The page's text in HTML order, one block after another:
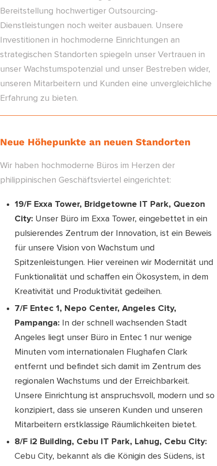
Bereitstellung hochwertiger Outsourcing-
Dienstleistungen noch weiter ausbauen. Unsere
Investitionen in hochmoderne Einrichtungen an
strategischen Standorten spiegeln unser Vertrauen in
unser Wachstumspotenzial und unser Bestreben wider,
unseren Mitarbeitern und Kunden eine unvergleichliche
Erfahrung zu bieten.
Neue Höhepunkte an neuen Standorten
Wir haben hochmoderne Büros im Herzen der
philippinischen Geschäftsviertel eingerichtet:
19/F Exxa Tower, Bridgetowne IT Park, Quezon
City: Unser Büro im Exxa Tower, eingebettet in ein
pulsierendes Zentrum der Innovation, ist ein Beweis
für unsere Vision von Wachstum und
Spitzenleistungen. Hier vereinen wir Modernität und
Funktionalität und schaffen ein Ökosystem, in dem
Kreativität und Produktivität gedeihen.
7/F Entec 1, Nepo Center, Angeles City,
Pampanga: In der schnell wachsenden Stadt
Angeles liegt unser Büro in Entec 1 nur wenige
Minuten vom internationalen Flughafen Clark
entfernt und befindet sich damit im Zentrum des
regionalen Wachstums und der Erreichbarkeit.
Unsere Einrichtung ist anspruchsvoll, modern und so
konzipiert, dass sie unseren Kunden und unseren
Mitarbeitern erstklassige Räumlichkeiten bietet.
8/F i2 Building, Cebu IT Park, Lahug, Cebu City:
Cebu City, bekannt als die Königin des Südens, ist